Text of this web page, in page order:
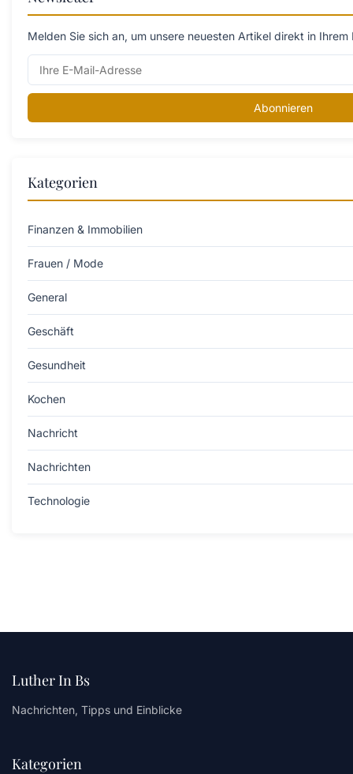
Melden Sie sich an, um unsere neuesten Artikel direkt in
Abonnieren
Kategorien
Finanzen & Immobilien
Frauen / Mode
General
Geschäft
Gesundheit
Kochen
Nachricht
Nachrichten
Technologie
Luther In Bs
Nachrichten, Tipps und Einblicke
Kategorien